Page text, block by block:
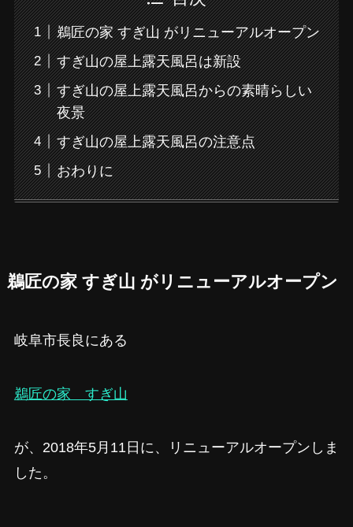
鵜匠の家 すぎ山 がリニューアルオープン
すぎ山の屋上露天風呂は新設
すぎ山の屋上露天風呂からの素晴らしい
夜景
すぎ山の屋上露天風呂の注意点
おわりに
鵜匠の家 すぎ山 がリニューアルオープン
岐阜市長良にある
鵜匠の家 すぎ山
が、2018年5月11日に、リニューアルオープンしま
した。